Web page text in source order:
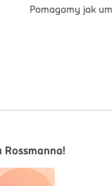
Pomagamy jak
Rossmanna!